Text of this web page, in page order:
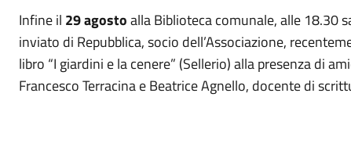
Infine il 29 agostoalla Biblioteca comunale, alle 18.30
inviato di Repubblica, socio dell’Associazione,
libro “I giardini e la cenere” (Sellerio) alla presenza di
Francesco Terracina e Beatrice Agnello, docente di